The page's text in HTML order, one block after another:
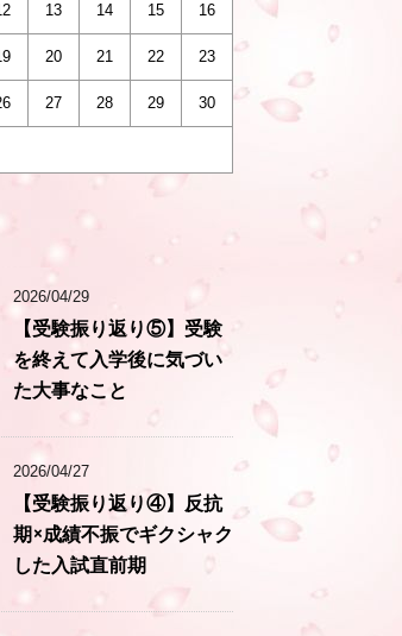
13 14 15 16
20 21 22 23
27 28 29 30
2026/04/29
【受験振り返り⑤】受験
を終えて入学後に気づい
た大事なこと
2026/04/27
【受験振り返り④】反抗
期×成績不振でギクシャク
した入試直前期